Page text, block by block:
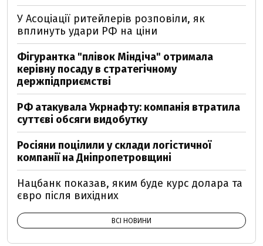
У Асоціації ритейлерів розповіли, як
вплинуть удари РФ на ціни
Фігурантка "плівок Міндіча" отримала
керівну посаду в стратегічному
держпідприємстві
РФ атакувала Укрнафту: компанія втратила
суттєві обсяги видобутку
Росіяни поцілили у склади логістичної
компанії на Дніпропетровщині
Нацбанк показав, яким буде курс долара та
євро після вихідних
ВСІ НОВИНИ